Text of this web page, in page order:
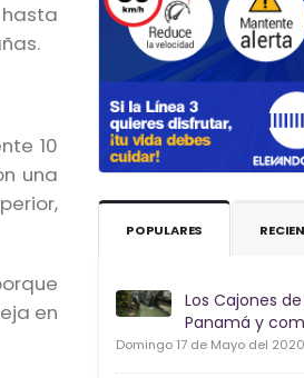
10
una
en
POPULARES
Los Cajones
Panamá y
Domingo 17 de Mayo del 2020